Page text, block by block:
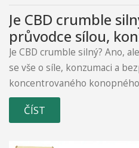
Je CBD crumble
průvodce sílou,
Je CBD crumble silný? Ano,
se vše o síle, konzumaci a
koncentrovaného
ČÍST